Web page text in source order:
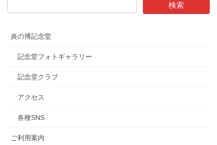
炎の博記念堂
記念堂フォトギャラリー
記念堂クラブ
アクセス
各種SNS
ご利用案内